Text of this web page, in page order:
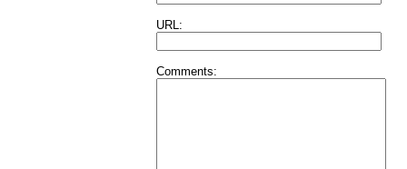
URL:
Comments: